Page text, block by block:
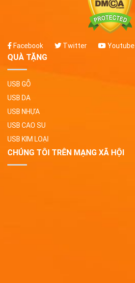
Facebook Twitter Youtube
QUÀ TẶNG
USB GỖ
USB DA
USB NHỰA
USB CAO SU
USB KIM LOẠI
CHÚNG TÔI TRÊN MẠNG XÃ HỘI